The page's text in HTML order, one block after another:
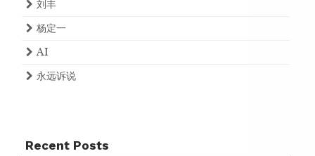
刘丰
杨定一
AI
永远诉说
Recent Posts